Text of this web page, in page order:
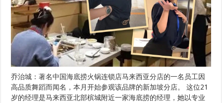
乔治城：著名中国海底捞火锅连锁店马来西亚分店的一名员工因
高品质舞蹈而闻名，本月开始参观该品牌的新加坡分店。 这位21
岁的经理是马来西亚北部槟城附近一家海底捞的经理，她以专业